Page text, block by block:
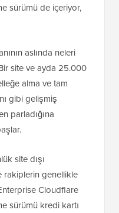
sürümü de içeriyor,
aslında neleri
site ve ayda 25.000
alma ve tam
gibi gelişmiş
parladığına
site dışı
rakiplerin genellikle
Cloudflare
sürümü kredi kartı